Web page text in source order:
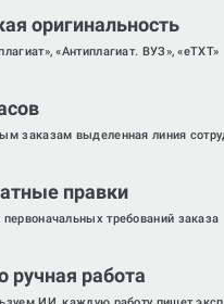
оригинальность
«Антиплагиат. ВУЗ», «eTXT»
заказам выделенная линия
правки
требований заказа
ручная работа